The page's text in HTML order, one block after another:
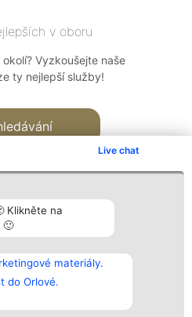
Live chat
Klikněte na
🙂
materiály.
do Orlové.
v oboru
Vyzkoušejte naše
ty nejlepší služby!
všech
Kontakt